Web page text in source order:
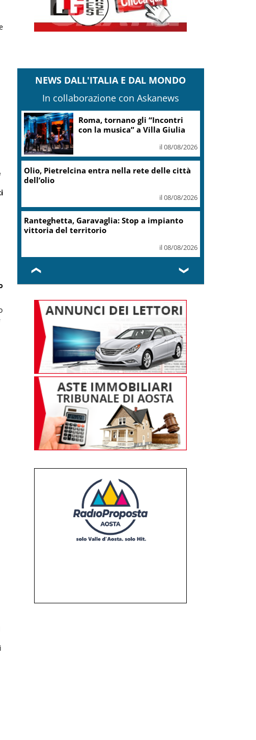
NEWS DALL'ITALIA E DAL MONDO
In collaborazione con Askanews
Roma, tornano gli “Incontri
con la musica” a Villa Giulia
il 08/08/2026
Olio, Pietrelcina entra nella rete delle città
dell’olio
il 08/08/2026
Ranteghetta, Garavaglia: Stop a impianto
vittoria del territorio
il 08/08/2026
❮ ❯